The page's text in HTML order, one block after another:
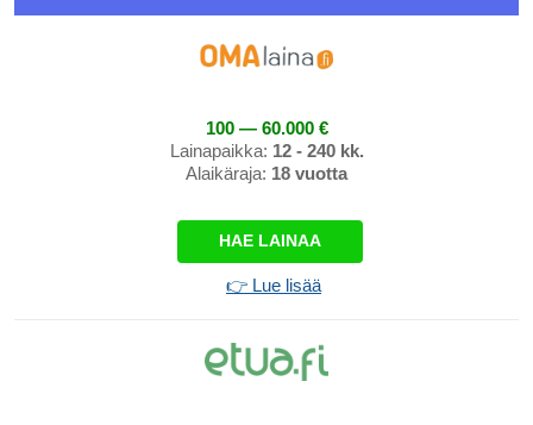
100 — 60.000 €
Lainapaikka: 12 - 240 kk.
Alaikäraja: 18 vuotta
HAE LAINAA
👉 Lue lisää